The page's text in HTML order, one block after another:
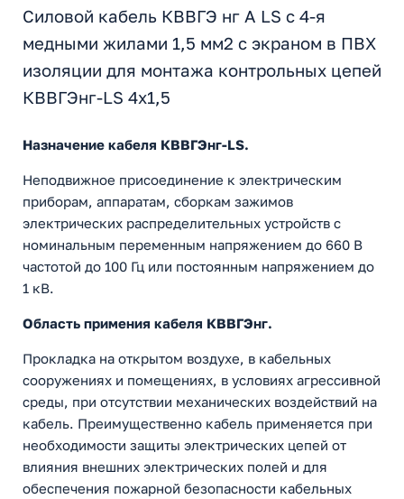
Силовой кабель КВВГЭ нг А LS с 4-я
медными жилами 1,5 мм2 с экраном в ПВХ
изоляции для монтажа контрольных цепей
КВВГЭнг-LS 4х1,5
Назначение кабеля КВВГЭнг-LS.
Неподвижное присоединение к электрическим
приборам, аппаратам, сборкам зажимов
электрических распределительных устройств с
номинальным переменным напряжением до 660 В
частотой до 100 Гц или постоянным напряжением до
1 кВ.
Область примения кабеля КВВГЭнг.
Прокладка на открытом воздухе, в кабельных
сооружениях и помещениях, в условиях агрессивной
среды, при отсутствии механических воздействий на
кабель. Преимущественно кабель применяется при
необходимости защиты электрических цепей от
влияния внешних электрических полей и для
обеспечения пожарной безопасности кабельных